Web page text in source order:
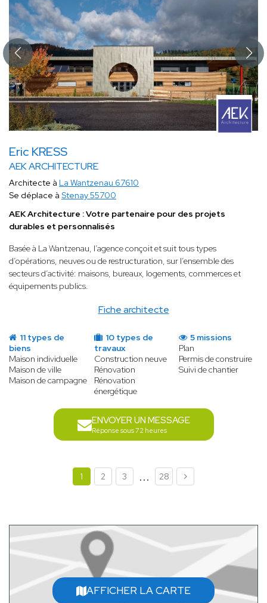
Eric KRESS
AEK ARCHITECTURE
Fiche architecte
Architecte à La Wantzenau 67610
Se déplace à Stenay 55700
AEK Architecture : Votre partenaire pour des projets
durables et personnalisés
Basée à La Wantzenau, l’agence conçoit et suit tous types
d’opérations, neuves ou de restructuration, sur l’ensemble des
secteurs d’activité: maisons, bureaux, logements, commerces et
équipements publics.
11 types de
biens
Maison individuelle
Maison de ville
Maison de campagne
10 types de
travaux
Construction neuve
Rénovation
Rénovation
énergétique
5 missions
Plan
Permis de construire
Suivi de chantier
ENVOYER UN MESSAGE
Réponse sous 72 heures
1 2 3 ... 28
AFFICHER LA CARTE